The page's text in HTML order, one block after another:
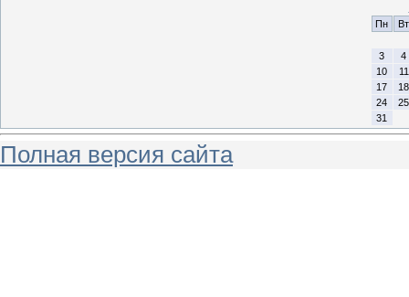
Пн
Вт
3
4
10
11
17
18
24
25
31
Полная версия сайта